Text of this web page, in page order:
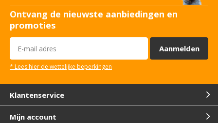
Ontvang de nieuwste aanbiedingen en
promoties
Aanmelden
* Lees hier de wettelijke beperkingen
Klantenservice
Mijn account